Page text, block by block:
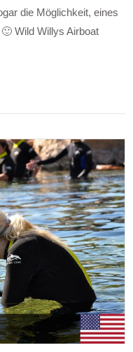
die Möglichkeit, eines
Wild Willys Airboat